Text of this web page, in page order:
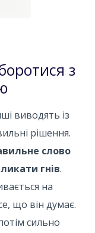
з
виводять із
рішення.
слово
гнів.
на
що він думає.
сильно